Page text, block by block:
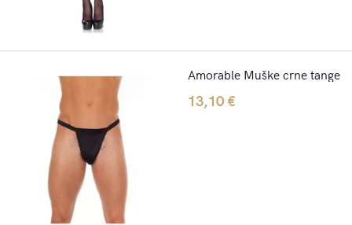
Amorable Muške crne tange
13,10€